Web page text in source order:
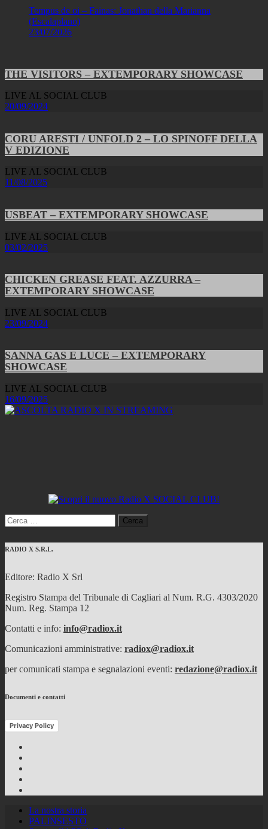
Tempus de oi – Fainas: Jonathan della Marianna
(Escalaplano)
23/07/2026
THE VISITORS – EXTEMPORARY SHOWCASE
LIVE AL SOCIAL CLUB
20/09/2024
CORU ARESTI / UNFOLD 2 – LO SPINOFF DELLA
V EDIZIONE
LIVE AL SOCIAL CLUB
11/08/2025
USBEAT – EXTEMPORARY SHOWCASE
LIVE AL SOCIAL CLUB
03/02/2025
CHICKEN GREASE FEAT. AZZURRA –
EXTEMPORARY SHOWCASE
LIVE AL SOCIAL CLUB
23/09/2024
SANNA GAS E LUCE – EXTEMPORARY
SHOWCASE
LIVE AL SOCIAL CLUB
16/09/2025
Ricerca
per:
RADIO X S.R.L.
Editore: Radio X Srl
Registro Stampa del Tribunale di Cagliari al Num. R.G. 4303/2020
Num. Reg. Stampa 12
Contatti e info: info@radiox.it
Comunicazioni amministrative: radiox@radiox.it
per comunicati stampa e segnalazioni eventi: redazione@radiox.it
Documenti e contatti
Privacy Policy
La nostra storia
PALINSESTO